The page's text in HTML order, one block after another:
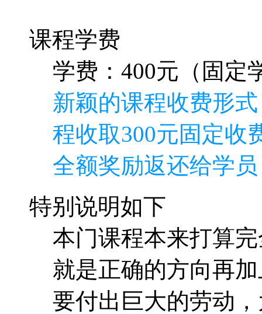
课程学费
学费：400元（固定
新颖的课程收费形
程收取300元固定收
全额奖励返还给学
特别说明如下
本门课程本来打算
就是正确的方向再
要付出巨大的劳动